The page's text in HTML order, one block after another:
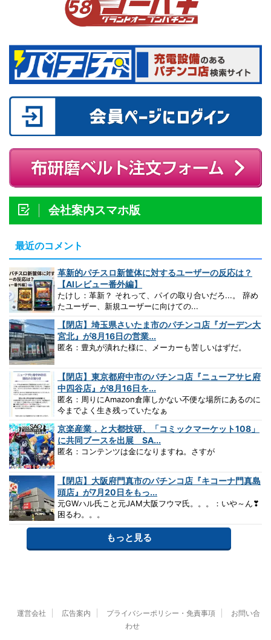
会社案内スマホ版
最近のコメント
革新的パチスロ新筐体に対するユーザーの反応は？
【AIレビュー番外編】
たけし：革新？ それって、パイの取り合いだろ...。 辞め
たユーザー、新規ユーザーに向けての...
【閉店】埼玉県さいたま市のパチンコ店『ガーデン大
宮北』が8月16日の営業...
匿名：豊丸が潰れた様に、メーカーも苦しいはずだ。
【閉店】東京都府中市のパチンコ店『ニューアサヒ府
中四谷店』が8月16日を...
匿名：周りにAmazon倉庫しかない不便な場所にあるのに
今までよく生き残っていたなぁ
京楽産業．と大都技研、「コミックマーケット108」
に共同ブースを出展 SA...
匿名：コンテンツは金になりますね。さすが
【閉店】大阪府門真市のパチンコ店『キコーナ門真島
頭店』が7月20日をもっ...
元GWハル氏こと元JAM大阪フウマ氏。。。：いや～ん❣
困るわ。。。
もっと見る
運営会社 広告案内 プライバシーポリシー・免責事項
お問い合
わせ